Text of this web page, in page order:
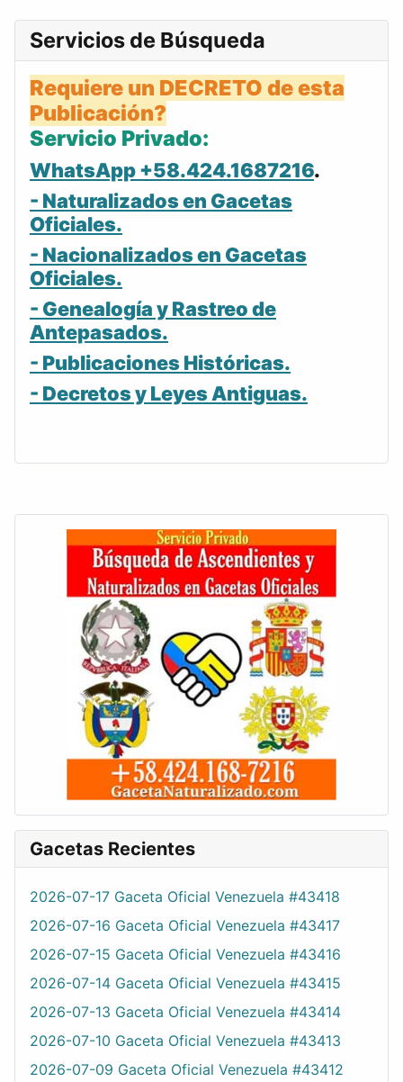
Servicios de Búsqueda
Requiere un DECRETO de esta
Publicación?
Servicio Privado:
WhatsApp +58.424.1687216.
- Naturalizados en Gacetas
Oficiales.
- Nacionalizados en Gacetas
Oficiales.
- Genealogía y Rastreo de
Antepasados.
- Publicaciones Históricas.
- Decretos y Leyes Antiguas.
Gacetas Recientes
2026-07-17 Gaceta Oficial Venezuela #43418
2026-07-16 Gaceta Oficial Venezuela #43417
2026-07-15 Gaceta Oficial Venezuela #43416
2026-07-14 Gaceta Oficial Venezuela #43415
2026-07-13 Gaceta Oficial Venezuela #43414
2026-07-10 Gaceta Oficial Venezuela #43413
2026-07-09 Gaceta Oficial Venezuela #43412